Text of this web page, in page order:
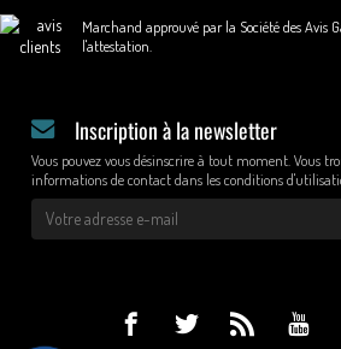
Marchand approuvé par la Société des Avis
l'attestation
Inscription à la newsletter
Vous pouvez vous désinscrire à tout moment. Vous
informations de contact dans les conditions